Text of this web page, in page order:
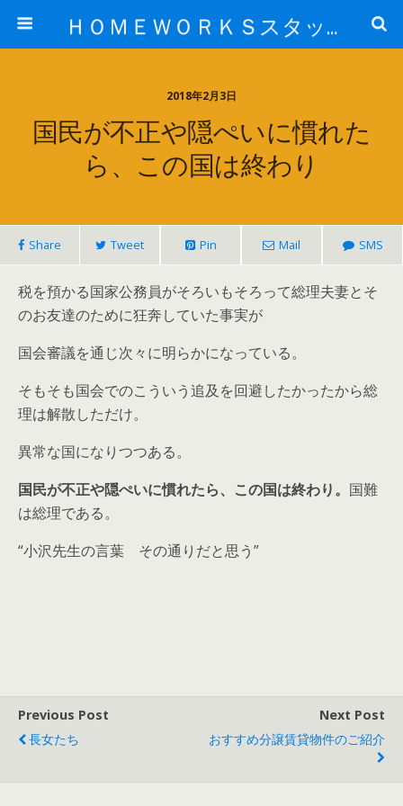
ＨＯＭＥＷＯＲＫＳスタッフ日記ブログ
2018年2月3日
国民が不正や隠ぺいに慣れた
ら、この国は終わり
Share Tweet Pin Mail SMS
税を預かる国家公務員がそろいもそろって総理夫妻とそ
のお友達のために狂奔していた事実が
国会審議を通じ次々に明らかになっている。
そもそも国会でのこういう追及を回避したかったから総
理は解散しただけ。
異常な国になりつつある。
国民が不正や隠ぺいに慣れたら、この国は終わり。 国難
は総理である。
“小沢先生の言葉 その通りだと思う”
Previous Post
長女たち
Next Post
おすすめ分譲賃貸物件のご紹介